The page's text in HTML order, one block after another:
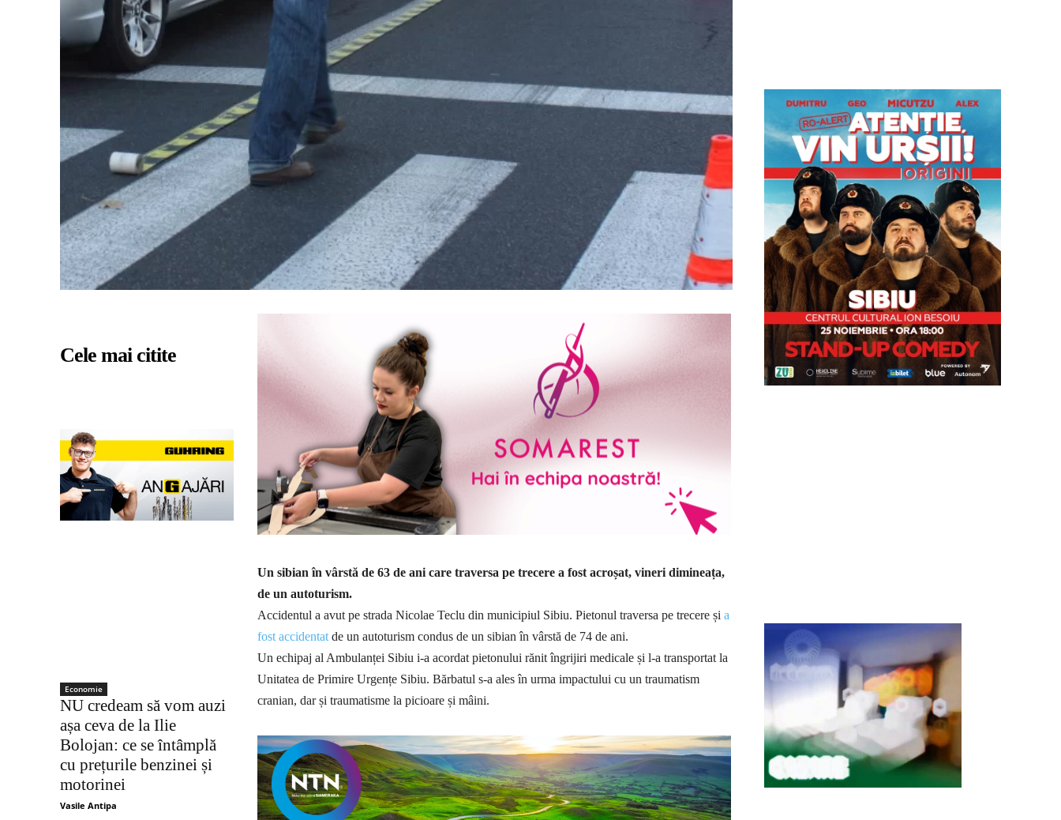
Cele mai citite
Economie
NU credeam să vom auzi
așa ceva de la Ilie
Bolojan: ce se întâmplă
cu prețurile benzinei și
motorinei
Vasile Antipa
Un sibian în vârstă de 63 de ani care traversa pe trecere a fost acroșat, vineri dimineața,
de un autoturism.
Accidentul a avut pe strada Nicolae Teclu din municipiul Sibiu. Pietonul traversa pe trecere și a
fost accidentat de un autoturism condus de un sibian în vârstă de 74 de ani.
Un echipaj al Ambulanței Sibiu i-a acordat pietonului rănit îngrijiri medicale și l-a transportat la
Unitatea de Primire Urgențe Sibiu. Bărbatul s-a ales în urma impactului cu un traumatism
cranian, dar și traumatisme la picioare și mâini.